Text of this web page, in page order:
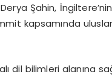
Şahin,
kapsamında
dil bilimleri alanına